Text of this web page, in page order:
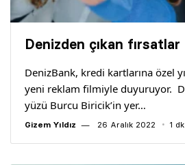
Denizden çıkan fırsatlar
DenizBank, kredi kartlarına özel
yeni reklam filmiyle duyuruyor.
yüzü Burcu Biricik’in yer…
Gizem Yıldız 26 Aralık 2022 1
Kariyer
Araştırma